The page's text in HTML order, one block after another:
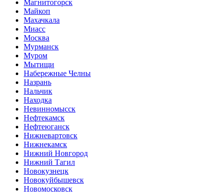
Магнитогорск
Майкоп
Махачкала
Миасс
Москва
Мурманск
Муром
Мытищи
Набережные Челны
Назрань
Нальчик
Находка
Невинномысск
Нефтекамск
Нефтеюганск
Нижневартовск
Нижнекамск
Нижний Новгород
Нижний Тагил
Новокузнецк
Новокуйбышевск
Новомосковск